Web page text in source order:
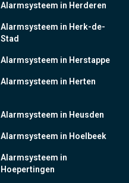
Alarmsysteem in Herderen
Alarmsysteem in Herk-de-
Stad
Alarmsysteem in Herstappe
Alarmsysteem in Herten
Alarmsysteem in Heusden
Alarmsysteem in Hoelbeek
Alarmsysteem in
Hoepertingen